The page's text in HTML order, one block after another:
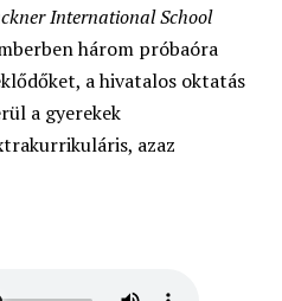
International School
három próbaóra
a hivatalos oktatás
a gyerekek
azaz